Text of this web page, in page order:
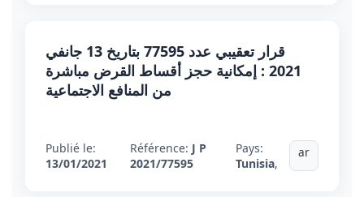
قرار تعقيبي عدد 77595 بتاريخ 13 جانفي
2021 : إمكانية حجز أقساط القرض مباشرة
من المنافع الاجتماعية
Publié le:
13/01/2021
Référence: J P
2021/77595
Pays:
Tunisia,
ar